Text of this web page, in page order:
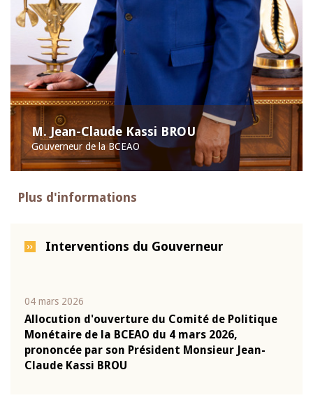
M. Jean-Claude Kassi BROU
Gouverneur de la BCEAO
Plus d'informations
Interventions du Gouverneur
04 mars 2026
Allocution d'ouverture du Comité de Politique
Monétaire de la BCEAO du 4 mars 2026,
prononcée par son Président Monsieur Jean-
Claude Kassi BROU